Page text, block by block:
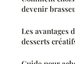
devenir
Les avantages
desserts